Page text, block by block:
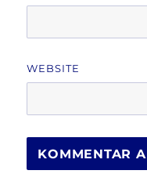
WEBSITE